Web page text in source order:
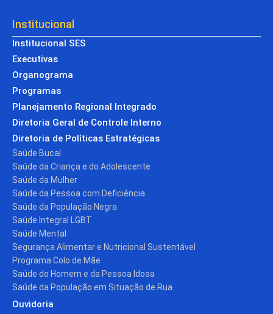
Institucional
Institucional SES
Executivas
Organograma
Programas
Planejamento Regional Integrado
Diretoria Geral de Controle Interno
Diretoria de Políticas Estratégicas
Saúde Bucal
Saúde da Criança e do Adolescente
Saúde da Mulher
Saúde da Pessoa com Deficiência
Saúde da População Negra
Saúde Integral LGBT
Saúde Mental
Segurança Alimentar e Nutricional Sustentável
Programa Colo de Mãe
Saúde do Homem e da Pessoa Idosa
Saúde da População em Situação de Rua
Ouvidoria